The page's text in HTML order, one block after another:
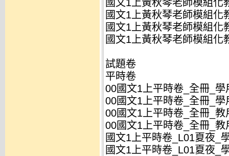
國文1上黃秋琴老師模組
國文1上黃秋琴老師模組
國文1上黃秋琴老師模組
國文1上黃秋琴老師模組
試題卷
平時卷
00國文1上平時卷_全冊_學
00國文1上平時卷_全冊_學
00國文1上平時卷_全冊_教
00國文1上平時卷_全冊_教
國文1上平時卷_L01夏夜_
國文1上平時卷_L01夏夜_